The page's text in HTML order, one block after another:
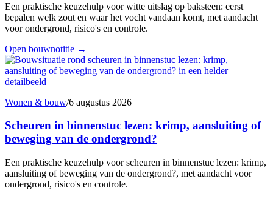
Een praktische keuzehulp voor witte uitslag op baksteen: eerst
bepalen welk zout en waar het vocht vandaan komt, met aandacht
voor ondergrond, risico's en controle.
Open bouwnotitie →
Wonen & bouw/6 augustus 2026
Scheuren in binnenstuc lezen: krimp, aansluiting of
beweging van de ondergrond?
Een praktische keuzehulp voor scheuren in binnenstuc lezen: krimp,
aansluiting of beweging van de ondergrond?, met aandacht voor
ondergrond, risico's en controle.